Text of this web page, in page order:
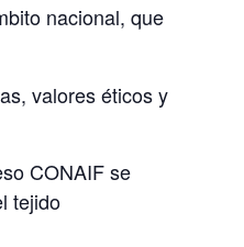
nacional, que
valores éticos y
CONAIF se
tejido